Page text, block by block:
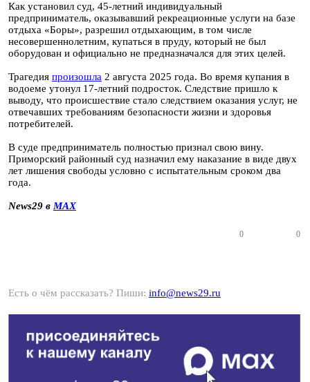
Как установил суд, 45-летний индивидуальный
предприниматель, оказывавший рекреационные услуги на базе
отдыха «Боры», разрешил отдыхающим, в том числе
несовершеннолетним, купаться в пруду, который не был
оборудован и официально не предназначался для этих целей.
Трагедия произошла 2 августа 2025 года. Во время купания в
водоеме утонул 17-летний подросток. Следствие пришло к
выводу, что происшествие стало следствием оказания услуг, не
отвечавших требованиям безопасности жизни и здоровья
потребителей.
В суде предприниматель полностью признал свою вину.
Приморский районный суд назначил ему наказание в виде двух
лет лишения свободы условно с испытательным сроком два
года.
News29 в MAX
0 0
Есть о чём рассказать? Пиши: info@news29.ru